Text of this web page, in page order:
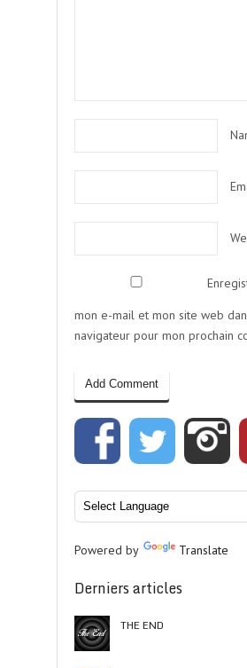
mon e-mail et mon site web
navigateur pour mon prochain
Powered by Translate
Derniers articles
THE END